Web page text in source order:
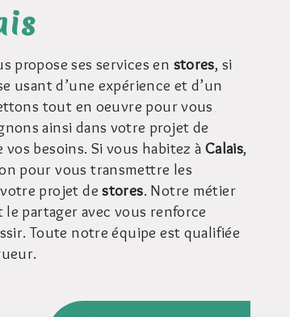
propose ses services en stores, si
usant d’une expérience et d’un
tout en oeuvre pour vous
ainsi dans votre projet de
vos besoins. Si vous habitez à Calais,
pour vous transmettre les
votre projet destores. Notre métier
partager avec vous renforce
Toute notre équipe est qualifiée